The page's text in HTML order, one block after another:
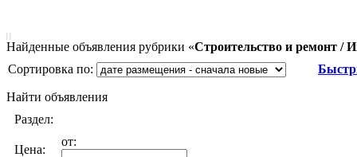
Найденные объявления рубрики «Строительство и ремонт /
Сортировка по:
Найти объявления
Раздел:
Цена:
от: